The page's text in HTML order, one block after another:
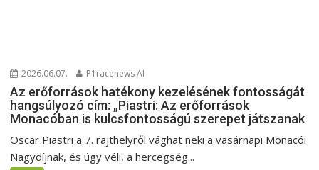
2026.06.07. P1racenews AI
Az erőforrások hatékony kezelésének fontosságát
hangsúlyozó cím: „Piastri: Az erőforrások
Monacóban is kulcsfontosságú szerepet játszanak
Oscar Piastri a 7. rajthelyről vághat neki a vasárnapi Monacói
Nagydíjnak, és úgy véli, a hercegség...